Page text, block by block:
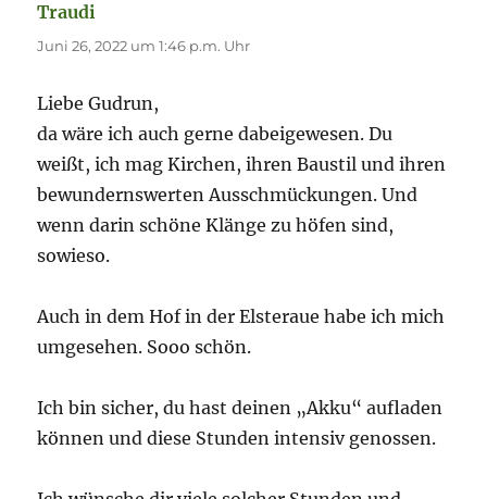
Traudi
Juni 26, 2022 um 1:46 p.m. Uhr
Liebe Gudrun,
da wäre ich auch gerne dabeigewesen. Du
weißt, ich mag Kirchen, ihren Baustil und ihren
bewundernswerten Ausschmückungen. Und
wenn darin schöne Klänge zu höfen sind,
sowieso.
Auch in dem Hof in der Elsteraue habe ich mich
umgesehen. Sooo schön.
Ich bin sicher, du hast deinen „Akku“ aufladen
können und diese Stunden intensiv genossen.